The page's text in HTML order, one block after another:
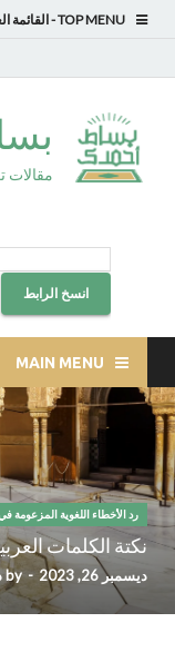
TOP MENU
مقالات
انسخ الرابط
MAIN MENU
رد الأخطاء اللغوية المزعومة
نكتة الكلمات العربية –
ديسمبر 26, 2023 -
by